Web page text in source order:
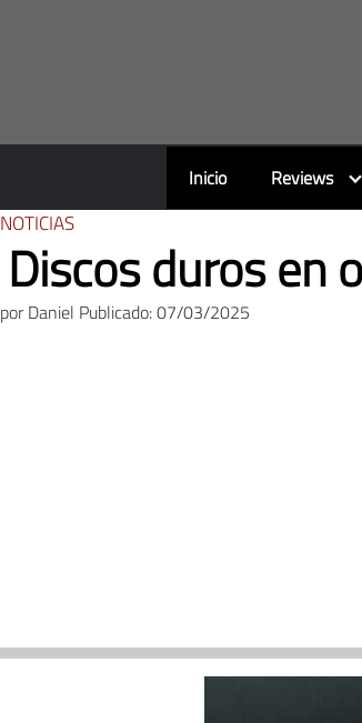
Inicio Reviews
NOTICIAS
Discos duros en
porDaniel Publicado: 07/03/2025